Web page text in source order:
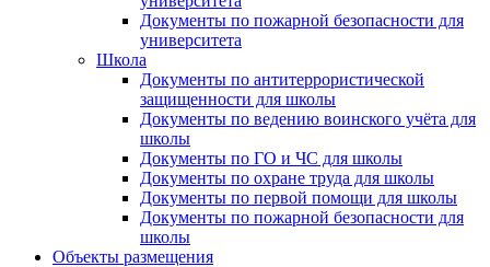
Документы по пожарной безопасности для
университета
Школа
Документы по антитеррористической
защищенности для школы
Документы по ведению воинского учёта для
школы
Документы по ГО и ЧС для школы
Документы по охране труда для школы
Документы по первой помощи для школы
Документы по пожарной безопасности для
школы
Объекты размещения